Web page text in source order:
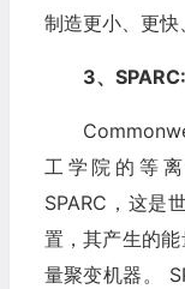
制造更小、更快
3、
工学院的等
SPARC，这是
置，其产生的
量聚变机器。